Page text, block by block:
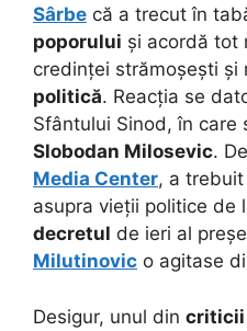
Sârbe că a trecut în
poporului și acordă tot
credinței strămoșești și
politică. Reacția se
Sfântului Sinod, în care
Slobodan Milosevic.
Media Center, a
asupra vieții politice de
decretul de ieri al
Milutinovic o agitase
Desigur, unul din criticii